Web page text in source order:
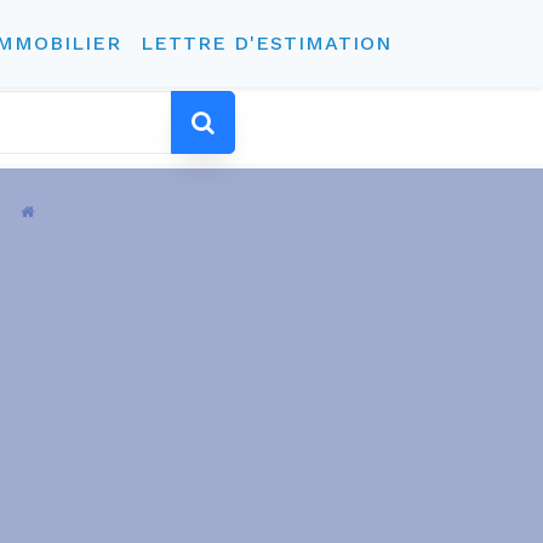
LETTRE D'ESTIMATION